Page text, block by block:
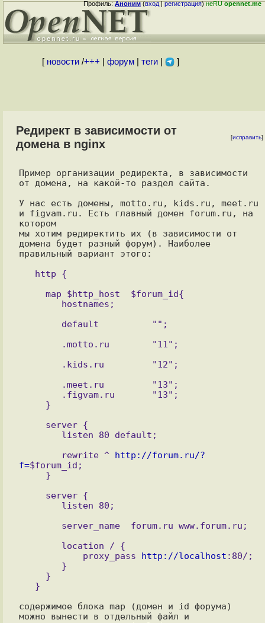
Профиль:Аноним(вход|регистрация)неRUopennet.me
[ новости/+++ форум| теги| ]
Редирект в зависимости от
домена в nginx
[исправить]
Пример организации редиректа, в зависимости
от домена, на какой-то раздел сайта.
У нас есть домены, motto.ru, kids.ru, meet.ru
и figvam.ru. Есть главный домен forum.ru, на
котором
мы хотим редиректить их (в зависимости от
домена будет разный форум). Наиболее
правильный вариант этого:
        rewrite ^
http://forum.ru/?
f=$forum_id;
            proxy_pass
http://localhost :80/;
содержимое блока map (домен и id форума)
можно вынести в отдельный файл и